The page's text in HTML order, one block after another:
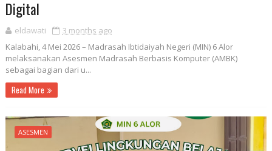
Digital
eldawati
3 months ago
Kalabahi, 4 Mei 2026 – Madrasah Ibtidaiyah Negeri (MIN) 6 Alor
melaksanakan Asesmen Madrasah Berbasis Komputer (AMBK)
sebagai bagian dari u...
Read More
ASESMEN